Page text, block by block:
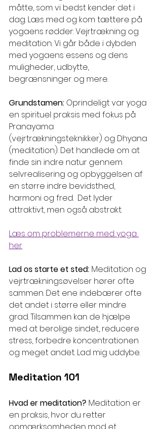
måtte, som vi bedst kender det i
dag. Læs med og kom tættere på
yogaens rødder: Vejrtrækning og
meditation. Vi går både i dybden
med yogaens essens og dens
muligheder, udbytte,
begrænsninger og mere.
Grundstamen: Oprindeligt var yoga
en spirituel praksis med fokus på
Pranayama
(vejrtrækningsteknikker) og Dhyana
(meditation). Det handlede om at
finde sin indre natur gennem
selvrealisering og opbyggelsen af
en større indre bevidsthed,
harmoni og fred.  Det lyder
attraktivt, men også abstrakt.
Læs om problemerne med yoga
her
Lad os starte et sted: Meditation og
vejrtrækningsøvelser hører ofte
sammen. Det ene indebærer ofte
det andet i større eller mindre
grad. Tilsammen kan de hjælpe
med at berolige sindet, reducere
stress, forbedre koncentrationen
og meget andet. Lad mig uddybe.
Meditation 101
Hvad er meditation? Meditation er
en praksis, hvor du retter